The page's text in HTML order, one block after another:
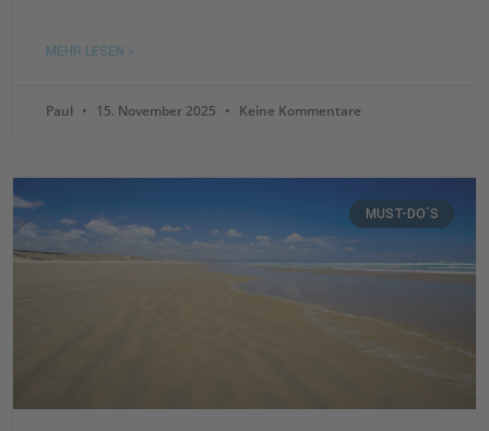
MEHR LESEN »
Paul 15. November 2025 Keine Kommentare
MUST-DO`S